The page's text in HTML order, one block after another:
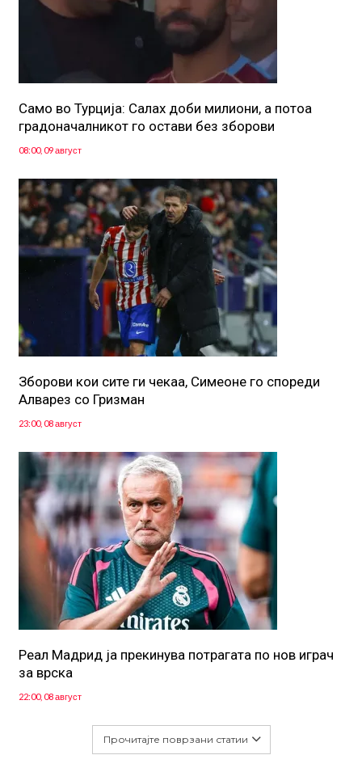
Само во Турција: Салах доби милиони, а потоа
градоначалникот го остави без зборови
08:00, 09 август
Зборови кои сите ги чекаа, Симеоне го спореди
Алварез со Гризман
23:00, 08 август
Реал Мадрид ја прекинува потрагата по нов играч
за врска
22:00, 08 август
Прочитајте поврзани статии